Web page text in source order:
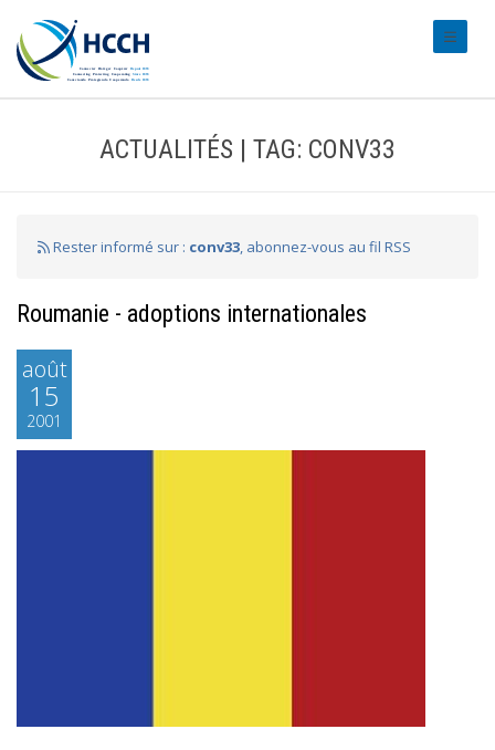
ACTUALITÉS | TAG: CONV33
Rester informé sur : conv33, abonnez-vous au fil RSS
Roumanie - adoptions internationales
août
15
2001